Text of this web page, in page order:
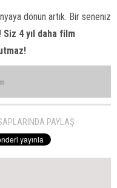
dönün artık. Bir seneniz
Siz 4 yıl daha film
PAYLAŞ